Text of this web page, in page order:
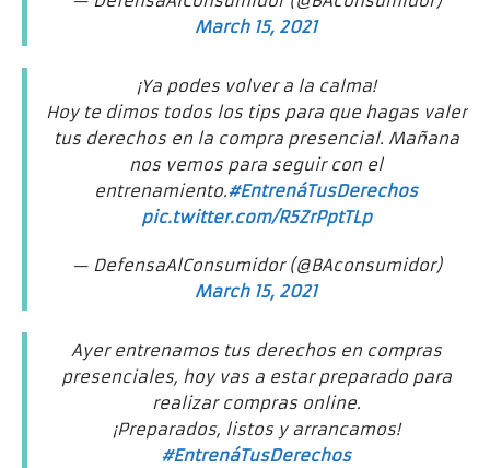
March 15, 2021
¡Ya podes volver a la calma!
Hoy te dimos todos los tips para que hagas valer
tus derechos en la compra presencial. Mañana
nos vemos para seguir con el
entrenamiento.#EntrenáTusDerechos
pic.twitter.com/R5ZrPptTLp
— DefensaAlConsumidor (@BAconsumidor)
March 15, 2021
Ayer entrenamos tus derechos en compras
presenciales, hoy vas a estar preparado para
realizar compras online.
¡Preparados, listos y arrancamos!
#EntrenáTusDerechos